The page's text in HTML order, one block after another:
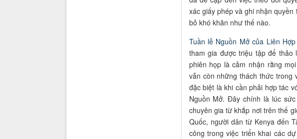
xác giấy phép và ghi nhận
bỏ khó khăn như thế nào.
Tuần lễ Nguồn Mở của Liên
tham gia được triệu tập để thảo
phiên họp là cảm nhận rằng
vẫn còn những thách thức trong
đặc biệt là khi cần phải hợp tác
Nguồn Mở. Đây chính là lúc
chuyên gia từ khắp nơi trên thế
Quốc, người dân từ Kenya đến
công trong việc triển khai các